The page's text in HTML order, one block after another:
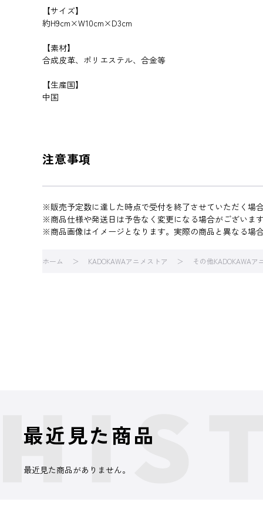
【サイズ】
約H9cm×W10cm×D3cm
【素材】
合成皮革、ポリエステル、合金等
【生産国】
中国
注意事項
※販売予定数に達した時点で受付を終了させていただく場
※商品仕様や発送日は予告なく変更になる場合がございま
※商品画像はイメージとなります。実際の商品と異なる場
ホーム KADOKAWAアニメストア その他KADOKAWAア
最近見た商品
最近見た商品がありません。